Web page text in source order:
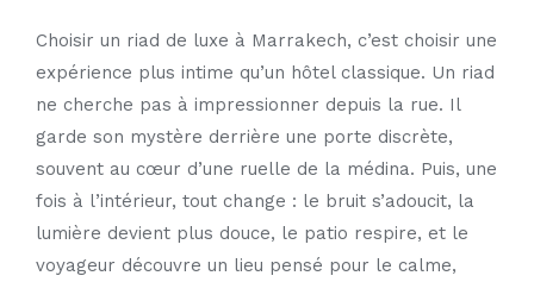
Choisir un riad de luxe à Marrakech, c’est choisir une
expérience plus intime qu’un hôtel classique. Un riad
ne cherche pas à impressionner depuis la rue. Il
garde son mystère derrière une porte discrète,
souvent au cœur d’une ruelle de la médina. Puis, une
fois à l’intérieur, tout change : le bruit s’adoucit, la
lumière devient plus douce, le patio respire, et le
voyageur découvre un lieu pensé pour le calme,